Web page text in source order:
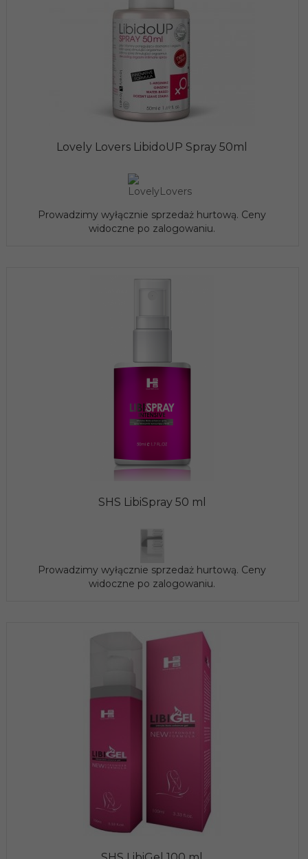
Lovely Lovers LibidoUP Spray 50ml
Prowadzimy wyłącznie sprzedaż hurtową. Ceny
widoczne po zalogowaniu.
SHS LibiSpray 50 ml
Prowadzimy wyłącznie sprzedaż hurtową. Ceny
widoczne po zalogowaniu.